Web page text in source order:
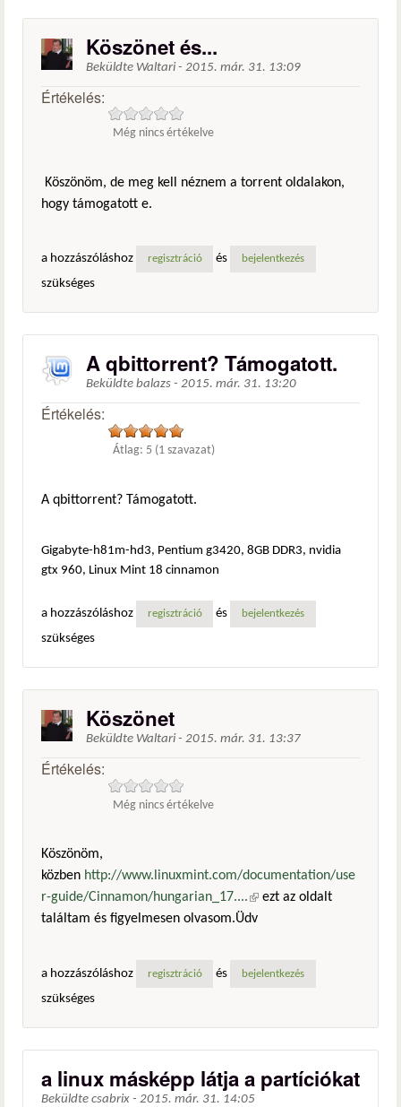
Köszönet és...
Beküldte Waltari - 2015. már. 31. 13:09
Értékelés:
Még nincs értékelve
Köszönöm, de meg kell néznem a torrent oldalakon,
hogy támogatott e.
a hozzászóláshoz regisztráció és bejelentkezés
szükséges
A qbittorrent? Támogatott.
Beküldte balazs - 2015. már. 31. 13:20
Értékelés:
Átlag: 5 (1 szavazat)
A qbittorrent? Támogatott.
Gigabyte-h81m-hd3, Pentium g3420, 8GB DDR3, nvidia
gtx 960, Linux Mint 18 cinnamon
a hozzászóláshoz regisztráció és bejelentkezés
szükséges
Köszönet
Beküldte Waltari - 2015. már. 31. 13:37
Értékelés:
Még nincs értékelve
Köszönöm,
közben http://www.linuxmint.com/documentation/use
r-guide/Cinnamon/hungarian_17....(külső hivatkozás)
ezt az oldalt
találtam és figyelmesen olvasom.Üdv
a hozzászóláshoz regisztráció és bejelentkezés
szükséges
a linux másképp látja a partíciókat
Beküldte csabrix - 2015. már. 31. 14:05